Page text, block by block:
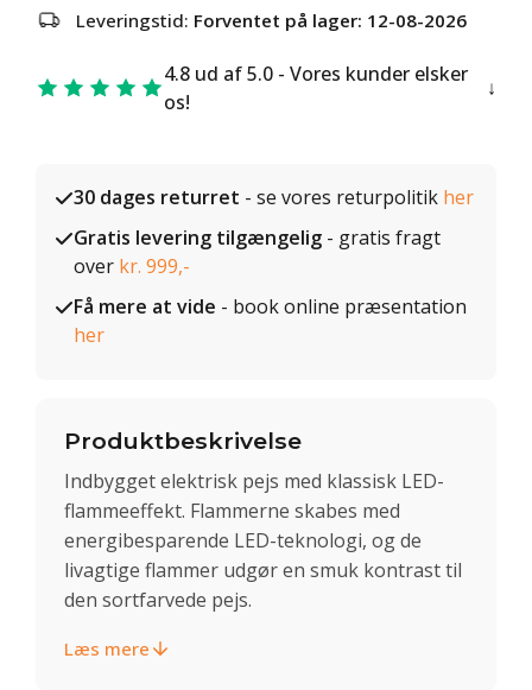
Leveringstid: Forventet på lager: 12-08-2026
4.8 ud af 5.0 - Vores kunder elsker
os!
30 dages returret - se vores returpolitik her
Gratis levering tilgængelig - gratis fragt
over kr. 999,-
Få mere at vide - book online præsentation
her
Produktbeskrivelse
Indbygget elektrisk pejs med klassisk LED-
flammeeffekt. Flammerne skabes med
energibesparende LED-teknologi, og de
livagtige flammer udgør en smuk kontrast til
den sortfarvede pejs.
Læs mere